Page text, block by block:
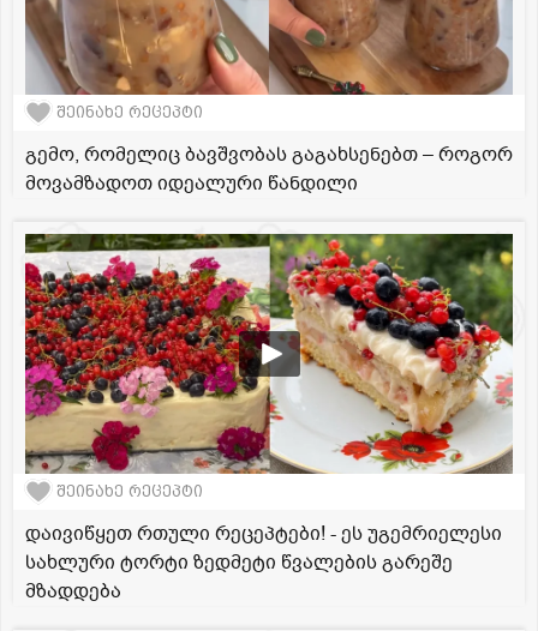
შეინახე რეცეპტი
გემო, რომელიც ბავშვობას გაგახსენებთ – როგორ
მოვამზადოთ იდეალური წანდილი
შეინახე რეცეპტი
დაივიწყეთ რთული რეცეპტები! - ეს უგემრიელესი
სახლური ტორტი ზედმეტი წვალების გარეშე
მზადდება